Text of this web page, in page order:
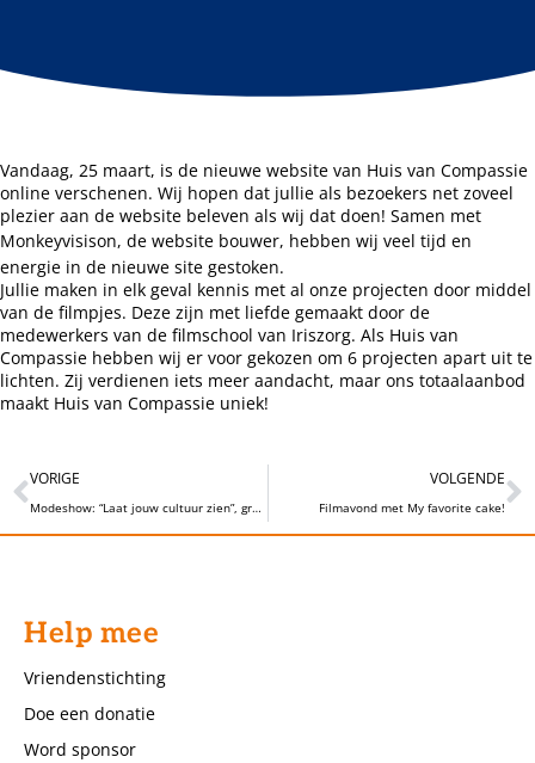
Vandaag, 25 maart, is de nieuwe website van Huis van Compassie
online verschenen. Wij hopen dat jullie als bezoekers net zoveel
plezier aan de website beleven als wij dat doen! Samen met
Monkeyvisison, de website bouwer, hebben wij veel tijd en
energie in de nieuwe site gestoken.
Jullie maken in elk geval kennis met al onze projecten door middel
van de filmpjes. Deze zijn met liefde gemaakt door de
medewerkers van de filmschool van Iriszorg. Als Huis van
Compassie hebben wij er voor gekozen om 6 projecten apart uit te
lichten. Zij verdienen iets meer aandacht, maar ons totaalaanbod
maakt Huis van Compassie uniek!
VORIGE
Modeshow: “Laat jouw cultuur zien”, groot succes!
VOLGENDE
Filmavond met My favorite cake!
Help mee
Vriendenstichting
Doe een donatie
Word sponsor